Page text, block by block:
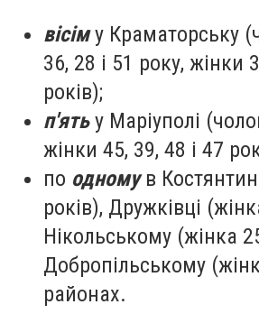
вісіму Краматорську
36, 28 і 51 року, жінки
років);
п'ятьу Маріуполі
жінки 45, 39, 48 і 47
по одномув
років), Дружківці
Нікольському (жінка
Добропільському
районах.